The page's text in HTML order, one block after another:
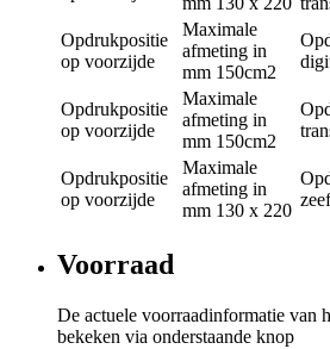
Opdrukpositie
op voorzijde
Maximale
afmeting in
mm 150cm2
Opdrukpositie
op voorzijde
Maximale
afmeting in
mm 150cm2
Opdrukpositie
op voorzijde
Maximale
afmeting in
mm 130 x 220
Voorraad
De actuele voorraadinformatie van
bekeken via onderstaande knop